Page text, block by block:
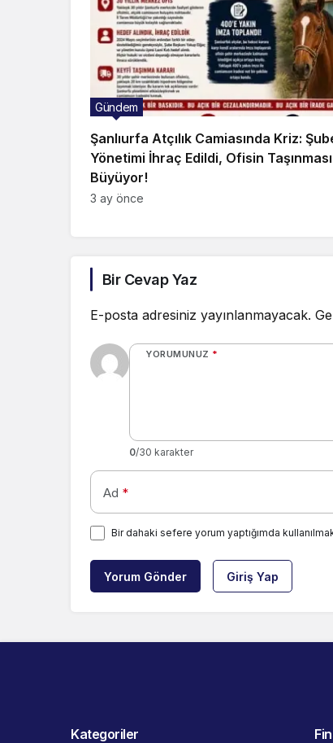
Şanlıurfa Atçılık Camiasında Kriz:
Yönetimi İhraç Edildi, Ofisin
Büyüyor!
Gündem
3 ay önce
Bir Cevap Yaz
E-posta adresiniz yayınlanmayacak.
YORUMUNUZ *
0/30 karakter
Ad *
Bir dahaki sefere yorum yaptığımda
Yorum Gönder Giriş Yap
Kategoriler